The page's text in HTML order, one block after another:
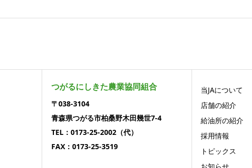
つがるにしきた農業協同組合
〒038-3104
青森県つがる市柏桑野木田幾世7-4
TEL：0173-25-2002（代）
FAX：0173-25-3519
当JAについて
店舗の紹介
給油所の紹介
採用情報
トピックス